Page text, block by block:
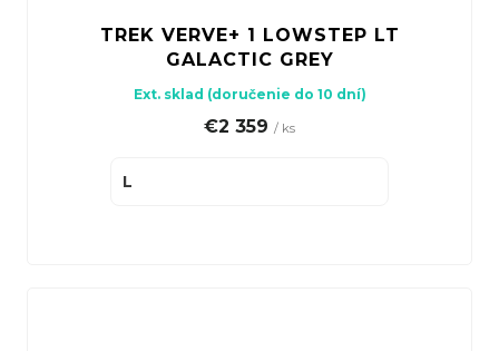
TREK VERVE+ 1 LOWSTEP LT
GALACTIC GREY
Ext. sklad (doručenie do 10 dní)
€2 359 / ks
L